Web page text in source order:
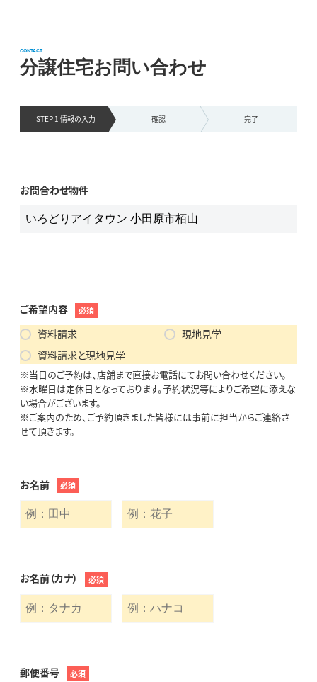
分譲住宅お問い合わせ
CONTACT
STEP 1 情報の入力 確認 完了
お問合わせ物件
ご希望内容 必須
資料請求
現地見学
資料請求と現地見学
※当日のご予約は、店舗まで直接お電話にてお問い合わせください。
※水曜日は定休日となっております。予約状況等によりご希望に添えな
い場合がございます。
※ご案内のため、ご予約頂きました皆様には事前に担当からご連絡さ
せて頂きます。
お名前 必須
お名前（カナ） 必須
郵便番号 必須